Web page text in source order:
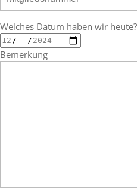
Welches Datum haben wir
Bemerkung